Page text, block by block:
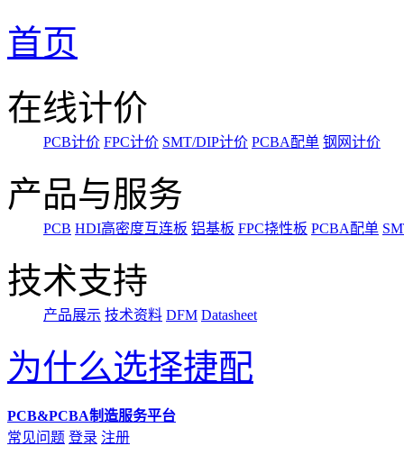
首页
在线计价
PCB计价 FPC计价 SMT/DIP计价 PCBA配单 钢网计价
产品与服务
PCB HDI高密度互连板 铝基板 FPC挠性板 PCBA配单
技术支持
产品展示 技术资料 DFM Datasheet
为什么选择捷配
PCB&PCBA制造服务平台
常见问题 登录 注册